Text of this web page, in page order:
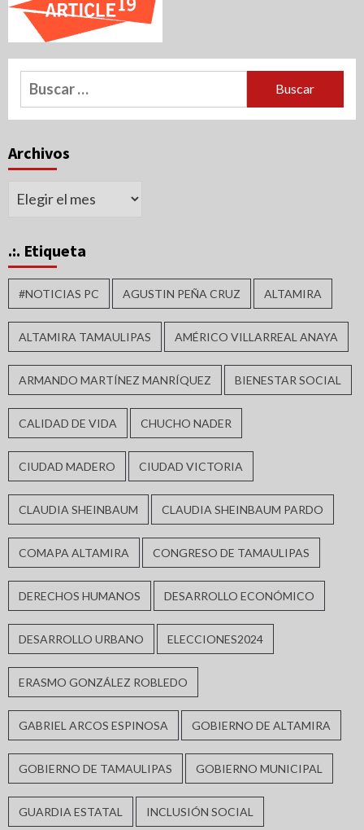
Buscar:
Archivos
Archivos
.:. Etiqueta
#NOTICIAS PC AGUSTIN PEÑA CRUZ ALTAMIRA
ALTAMIRA TAMAULIPAS AMÉRICO VILLARREAL ANAYA
ARMANDO MARTÍNEZ MANRÍQUEZ BIENESTAR SOCIAL
CALIDAD DE VIDA CHUCHO NADER
CIUDAD MADERO CIUDAD VICTORIA
CLAUDIA SHEINBAUM CLAUDIA SHEINBAUM PARDO
COMAPA ALTAMIRA CONGRESO DE TAMAULIPAS
DERECHOS HUMANOS DESARROLLO ECONÓMICO
DESARROLLO URBANO ELECCIONES2024
ERASMO GONZÁLEZ ROBLEDO
GABRIEL ARCOS ESPINOSA GOBIERNO DE ALTAMIRA
GOBIERNO DE TAMAULIPAS GOBIERNO MUNICIPAL
GUARDIA ESTATAL INCLUSIÓN SOCIAL